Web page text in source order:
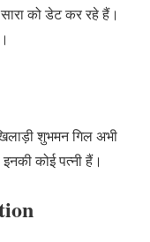
को डेट कर रहे हैं।
शुभमन गिल अभी
कोई पत्नी हैं।